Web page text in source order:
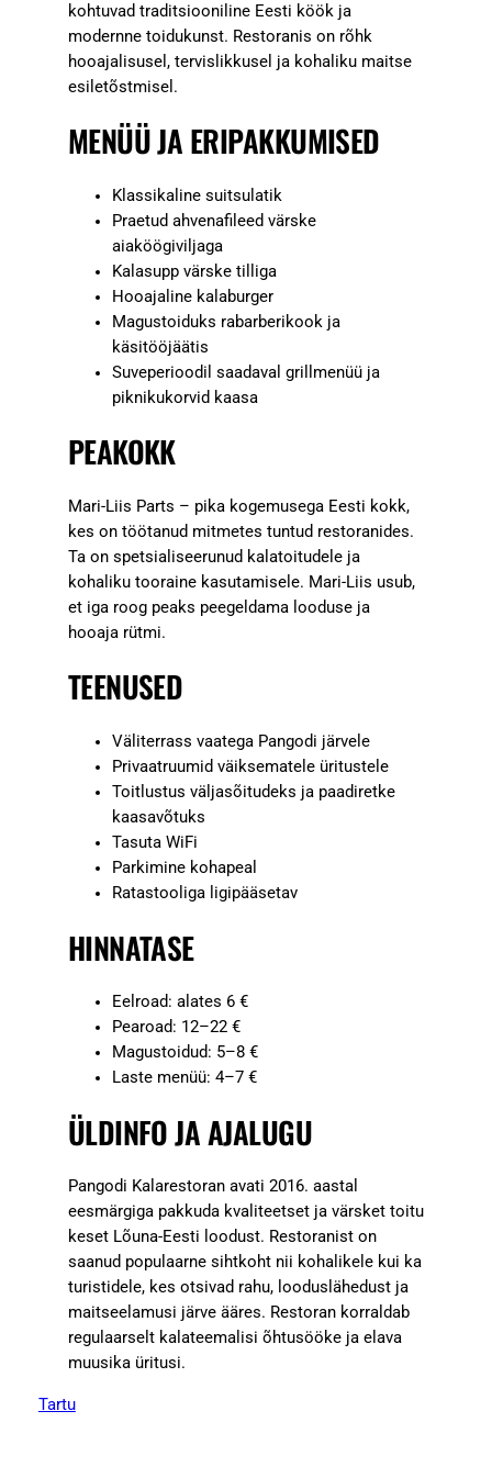
kohtuvad traditsiooniline Eesti köök ja
modernne toidukunst. Restoranis on rõhk
hooajalisusel, tervislikkusel ja kohaliku maitse
esiletõstmisel.
MENÜÜ JA ERIPAKKUMISED
Klassikaline suitsulatik
Praetud ahvenafileed värske
aiaköögiviljaga
Kalasupp värske tilliga
Hooajaline kalaburger
Magustoiduks rabarberikook ja
käsitööjäätis
Suveperioodil saadaval grillmenüü ja
piknikukorvid kaasa
PEAKOKK
Mari-Liis Parts – pika kogemusega Eesti kokk,
kes on töötanud mitmetes tuntud restoranides.
Ta on spetsialiseerunud kalatoitudele ja
kohaliku tooraine kasutamisele. Mari-Liis usub,
et iga roog peaks peegeldama looduse ja
hooaja rütmi.
TEENUSED
Väliterrass vaatega Pangodi järvele
Privaatruumid väiksematele üritustele
Toitlustus väljasõitudeks ja paadiretke
kaasavõtuks
Tasuta WiFi
Parkimine kohapeal
Ratastooliga ligipääsetav
HINNATASE
Eelroad: alates 6 €
Pearoad: 12–22 €
Magustoidud: 5–8 €
Laste menüü: 4–7 €
ÜLDINFO JA AJALUGU
Pangodi Kalarestoran avati 2016. aastal
eesmärgiga pakkuda kvaliteetset ja värsket toitu
keset Lõuna-Eesti loodust. Restoranist on
saanud populaarne sihtkoht nii kohalikele kui ka
turistidele, kes otsivad rahu, looduslähedust ja
maitseelamusi järve ääres. Restoran korraldab
regulaarselt kalateemalisi õhtusööke ja elava
muusika üritusi.
Tartu